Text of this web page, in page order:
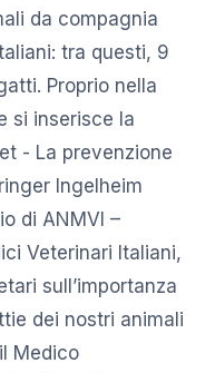
da compagnia
tra questi, 9
Proprio nella
si inserisce la
- La prevenzione
Ingelheim
di ANMVI –
Veterinari Italiani,
sull’importanza
dei nostri animali
Medico